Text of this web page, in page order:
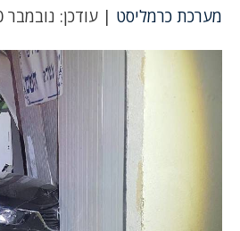
מערכת כרמליסט | עודכן: נובמבר 30, 2022